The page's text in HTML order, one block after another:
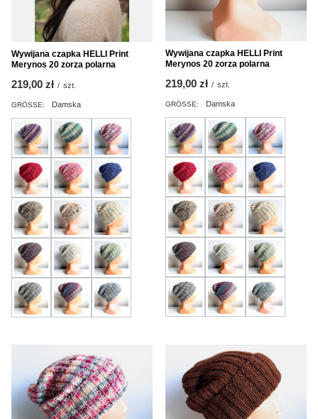
Wywijana czapka HELLI Print
Merynos 20 zorza polarna
219,00 zł / szt.
GRÖSSE: Damska
Wywijana czapka HELLI Print
Merynos 20 zorza polarna
219,00 zł / szt.
GRÖSSE: Damska